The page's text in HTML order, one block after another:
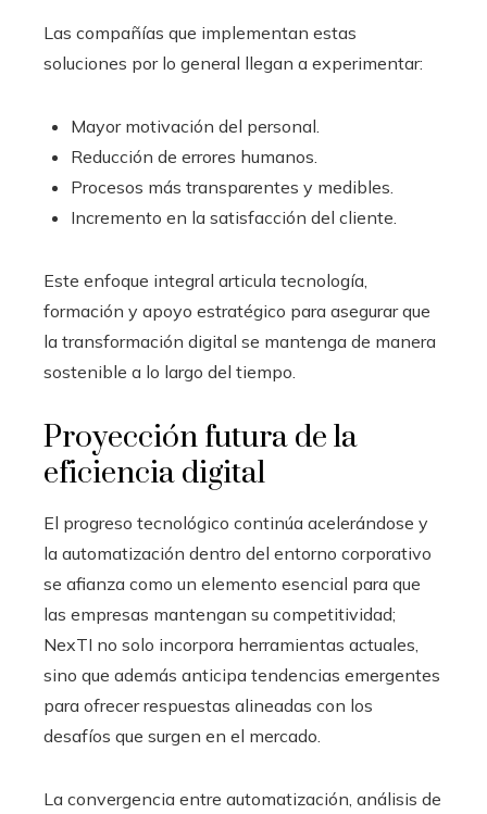
Las compañías que implementan estas
soluciones por lo general llegan a experimentar:
Mayor motivación del personal.
Reducción de errores humanos.
Procesos más transparentes y medibles.
Incremento en la satisfacción del cliente.
Este enfoque integral articula tecnología,
formación y apoyo estratégico para asegurar que
la transformación digital se mantenga de manera
sostenible a lo largo del tiempo.
Proyección futura de la
eficiencia digital
El progreso tecnológico continúa acelerándose y
la automatización dentro del entorno corporativo
se afianza como un elemento esencial para que
las empresas mantengan su competitividad;
NexTI no solo incorpora herramientas actuales,
sino que además anticipa tendencias emergentes
para ofrecer respuestas alineadas con los
desafíos que surgen en el mercado.
La convergencia entre automatización, análisis de